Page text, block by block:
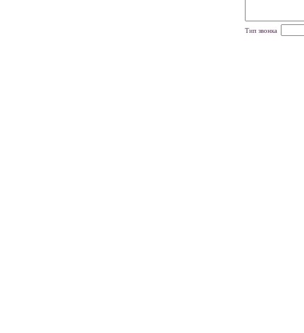
Тип звонка